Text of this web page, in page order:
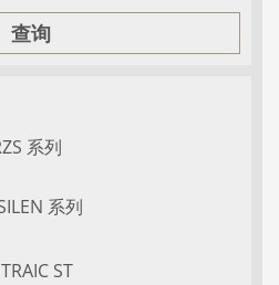
查询
系列
系列
ST